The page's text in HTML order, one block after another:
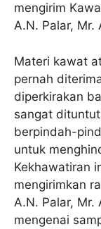
mengirim
A.N. Palar,
Materi kawat
pernah
diperkirakan
sangat
berpindah-
untuk
Kekhawatiran
mengirimkan
A.N. Palar, Mr.
mengenai